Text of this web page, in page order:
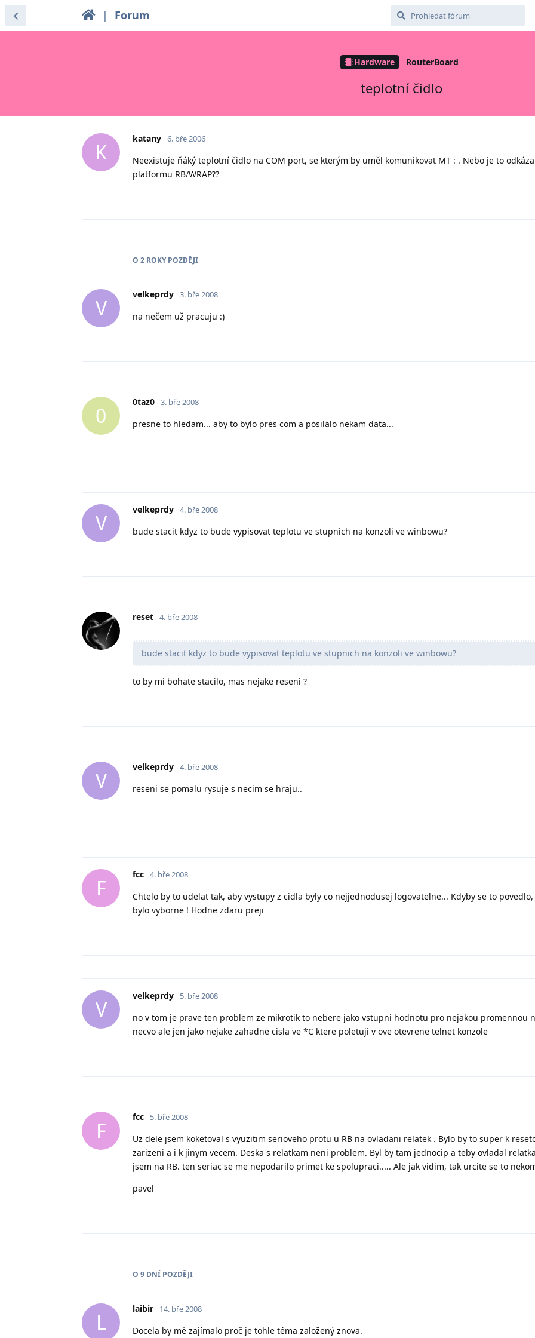
| Forum
Hardware RouterBoard
teplotní čidlo
K
katany 6. bře 2006
Neexistuje ňáký teplotní čidlo na COM port, se kterým by uměl komunikovat MT : . Nebo je to
platformu RB/WRAP??
O 2 ROKYPOZDĚJI
V
velkeprdy 3. bře 2008
na nečem už pracuju :)
0
0taz0 3. bře 2008
presne to hledam... aby to bylo pres com a posilalo nekam data...
V
velkeprdy 4. bře 2008
bude stacit kdyz to bude vypisovat teplotu ve stupnich na konzoli ve winbowu?
reset 4. bře 2008
bude stacit kdyz to bude vypisovat teplotu ve stupnich na konzoli ve winbowu?
to by mi bohate stacilo, mas nejake reseni ?
V
velkeprdy 4. bře 2008
reseni se pomalu rysuje s necim se hraju..
F
fcc 4. bře 2008
Chtelo by to udelat tak, aby vystupy z cidla byly co nejjednodusej logovatelne... Kdyby se to
bylo vyborne ! Hodne zdaru preji
V
velkeprdy 5. bře 2008
no v tom je prave ten problem ze mikrotik to nebere jako vstupni hodnotu pro nejakou promennou
necvo ale jen jako nejake zahadne cisla ve *C ktere poletuji v ove otevrene telnet konzole
F
fcc 5. bře 2008
Uz dele jsem koketoval s vyuzitim serioveho protu u RB na ovladani relatek . Bylo by to super k
zarizeni a i k jinym vecem. Deska s relatkam neni problem. Byl by tam jednocip a teby ovladal
jsem na RB. ten seriac se me nepodarilo primet ke spolupraci..... Ale jak vidim, tak urcite se to
pavel
O 9 DNÍ POZDĚJI
L
laibir 14. bře 2008
Docela by mě zajímalo proč je tohle téma založený znova.